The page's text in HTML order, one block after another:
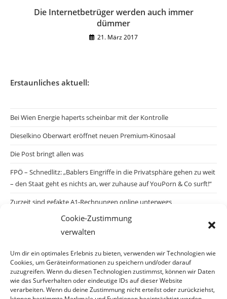
Cookie-Zustimmung
verwalten
Um dir ein optimales Erlebnis zu bieten, verwenden wir Technologien wie
Cookies, um Geräteinformationen zu speichern und/oder darauf
zuzugreifen. Wenn du diesen Technologien zustimmst, können wir Daten
wie das Surfverhalten oder eindeutige IDs auf dieser Website
verarbeiten. Wenn du deine Zustimmung nicht erteilst oder zurückziehst,
Die Internetbetrüger werden auch immer
dümmer
21. März 2017
Erstaunliches aktuell:
Bei Wien Energie haperts scheinbar mit der Kontrolle
Dieselkino Oberwart eröffnet neuen Premium-Kinosaal
Die Post bringt allen was
FPÖ – Schnedlitz: „Bablers Eingriffe in die Privatsphäre gehen zu weit
– den Staat geht es nichts an, wer zuhause auf YouPorn & Co surft!“
Zurzeit sind gefakte A1-Rechnungen online unterwegs
Salzburgs Juden und ihre Sicherheit: „Erst nach einem Anschlag wäre
die Gefahr endlich konkret!“
Biologisches Wunder in Ceuta
Ein vermeintliches Abschiebemärchen